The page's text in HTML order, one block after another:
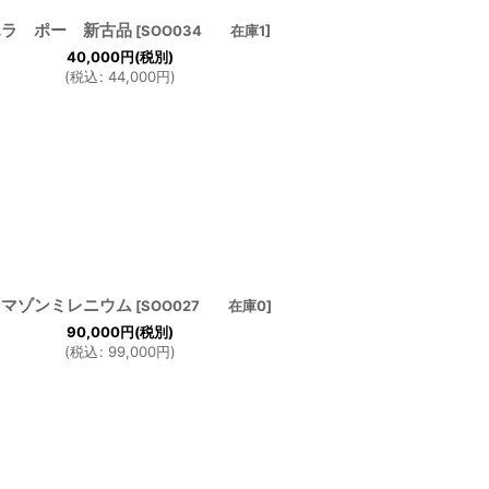
ラ ポー 新古品 [SOO034 在庫1]
40,000円(税別)
(税込: 44,000円)
ゾンミレニウム [SOO027 在庫0]
90,000円(税別)
(税込: 99,000円)